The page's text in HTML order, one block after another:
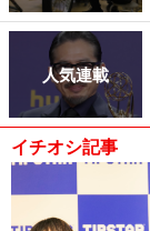
人気連載
イチオシ記事